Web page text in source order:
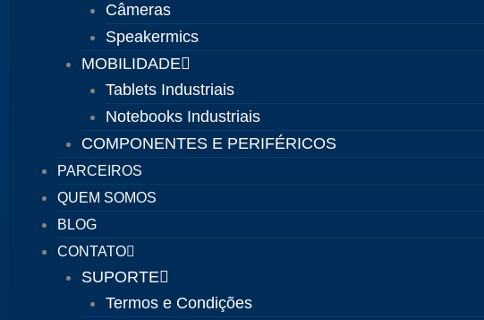
Câmeras
Speakermics
MOBILIDADE
Tablets Industriais
Notebooks Industriais
COMPONENTES E PERIFÉRICOS
PARCEIROS
QUEM SOMOS
BLOG
CONTATO
SUPORTE
Termos e Condições